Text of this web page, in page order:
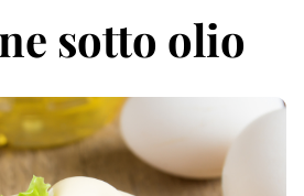
sotto olio